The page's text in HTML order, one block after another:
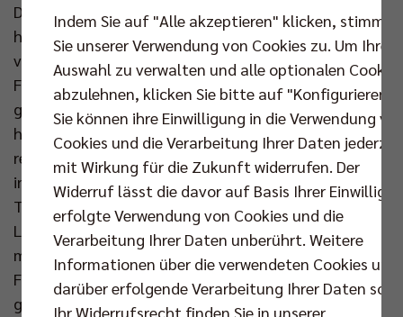
Die Auslosung hat spannende Paarungen
hervorgebracht: Die Helios Grizzlys Giesen, die sich
vor Kurzem dem Überraschungsteam der FT 1844
Freiburg in einem spektakulären Fünf-Satz-Spiel
geschlagen geben mussten, können sich nun in der
heimischen Volksbank-Arena Hildesheim
revanchieren. Ein weiteres Topspiel erwartet die Fans
in Berlin: Dort empfängt der bisher ungeschlagene
Tabellenführer Berlin Recycling Volleys die SVG
Lüneburg, die in der CEV Champions League Volley
mit dem Sieg im ersten Gruppenspiel gegen die
Franzosen aus Chaumont kräftig Selbstvertrauen
getankt hat. Hoch motiviert gehen auch die Baden
Indem Sie auf "Alle akzeptieren" klicken, stimmen
Sie unserer Verwendung von Cookies zu. Um Ihre
Auswahl zu verwalten und alle optionalen Cookies
abzulehnen, klicken Sie bitte auf "Konfigurieren".
Sie können ihre Einwilligung in die Verwendung
Cookies und die Verarbeitung Ihrer Daten
mit Wirkung für die Zukunft widerrufen. Der
Widerruf lässt die davor auf Basis Ihrer
erfolgte Verwendung von Cookies und die
Verarbeitung Ihrer Daten unberührt. Weitere
Informationen über die verwendeten Cookies und
darüber erfolgende Verarbeitung Ihrer Daten
Ihr Widerrufsrecht finden Sie in unserer